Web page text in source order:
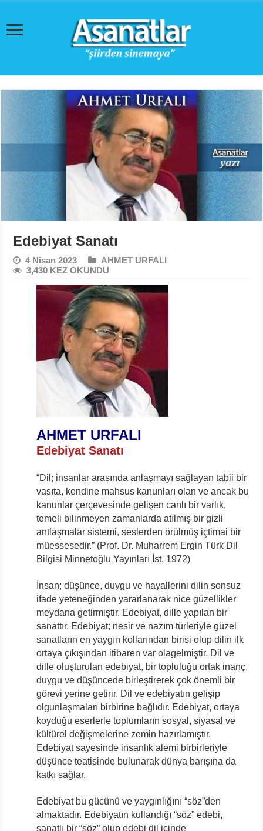
Edebiyat Sanatı
4 Nisan 2023
AHMET URFALI
3,430 KEZ OKUNDU
AHMET URFALI
Edebiyat Sanatı
“Dil; insanlar arasında anlaşmayı sağlayan tabii bir
vasıta, kendine mahsus kanunları olan ve ancak bu
kanunlar çerçevesinde gelişen canlı bir varlık,
temeli bilinmeyen zamanlarda atılmış bir gizli
antlaşmalar sistemi, seslerden örülmüş içtimai bir
müessesedir.” (Prof. Dr. Muharrem Ergin Türk Dil
Bilgisi Minnetoğlu Yayınları İst. 1972)
İnsan; düşünce, duygu ve hayallerini dilin sonsuz
ifade yeteneğinden yararlanarak nice güzellikler
meydana getirmiştir. Edebiyat, dille yapılan bir
sanattır. Edebiyat; nesir ve nazım türleriyle güzel
sanatların en yaygın kollarından birisi olup dilin ilk
ortaya çıkışından itibaren var olagelmiştir. Dil ve
dille oluşturulan edebiyat, bir topluluğu ortak inanç,
duygu ve düşüncede birleştirerek çok önemli bir
görevi yerine getirir. Dil ve edebiyatın gelişip
olgunlaşmaları birbirine bağlıdır. Edebiyat, ortaya
koyduğu eserlerle toplumların sosyal, siyasal ve
kültürel değişmelerine zemin hazırlamıştır.
Edebiyat sayesinde insanlık alemi birbirleriyle
düşünce teatisinde bulunarak dünya barışına da
katkı sağlar.
Edebiyat bu gücünü ve yaygınlığını “söz”den
almaktadır. Edebiyatın kullandığı “söz” edebi,
sanatlı bir “söz” olup edebi dil içinde